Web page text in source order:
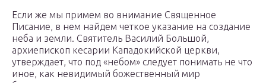
Если же мы примем во внимание Священное
Писание, в нем найдем четкое указание на создание
неба и земли. Святитель Василий Большой,
архиепископ кесарии Кападокийской церкви,
утверждает, что под «небом» следует понимать не что
иное, как невидимый божественный мир